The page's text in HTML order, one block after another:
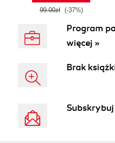
99.00zł (-37%)
Program
więcej »
Brak